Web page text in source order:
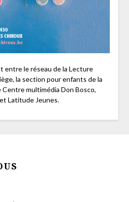
entre le réseau de la Lecture
la section pour enfants de la
multimédia Don Bosco,
Latitude Jeunes.